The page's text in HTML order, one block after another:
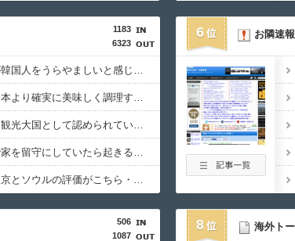
1183
6323
韓国人「現在、日本人が韓国人をうらやましいと感じる理由がこちら・・・」
韓国人「我が国の方が日本より確実に美味しく調理する食べ物がこちら・・・」
韓国人「日本が世界的な観光大国として認められている理由がこちら・・・」
韓国人「数日間、日本で家を留守にしていたら起きることがこちら・・・」
韓国人「海外から見た東京とソウルの評価がこちら・・・」
6 お隣速報
506
1087
8 海外ト